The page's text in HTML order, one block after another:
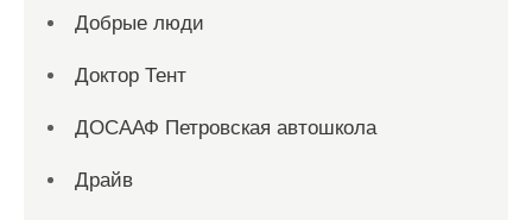
Добрые люди
Доктор Тент
ДОСААФ Петровская автошкола
Драйв